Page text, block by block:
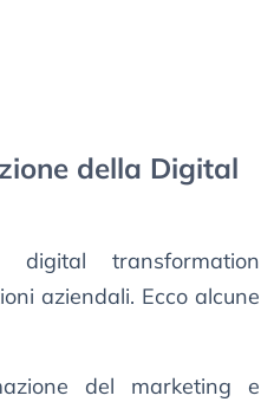
della Digital
transformation
aziendali. Ecco alcune
del marketing e